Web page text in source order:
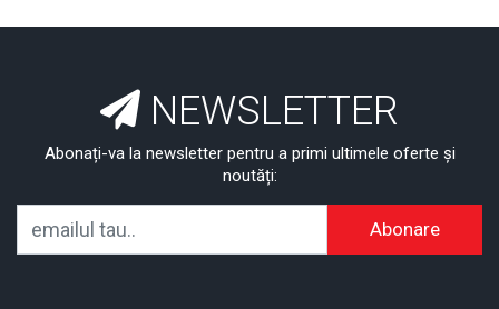
NEWSLETTER
Abonați-va la newsletter pentru a primi ultimele oferte și
noutăți:
Abonare